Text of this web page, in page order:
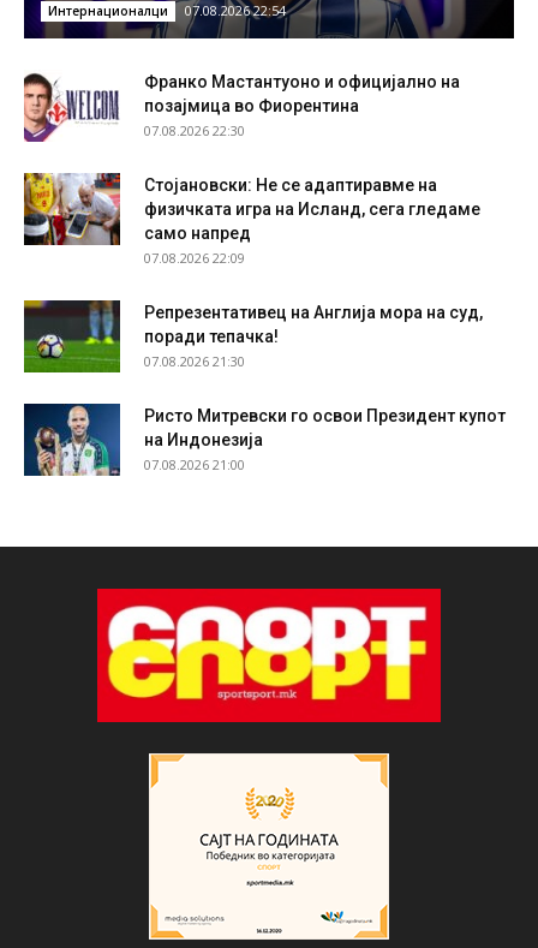
Интернационалци 07.08.2026 22:54
Франко Мастантуоно и официјално на
позајмица во Фиорентина
07.08.2026 22:30
Стојановски: Не се адаптиравме на
физичката игра на Исланд, сега гледаме
само напред
07.08.2026 22:09
Репрезентативец на Англија мора на суд,
поради тепачка!
07.08.2026 21:30
Ристо Митревски го освои Президент купот
на Индонезија
07.08.2026 21:00